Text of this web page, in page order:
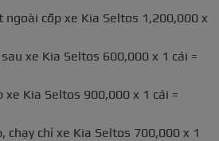
cốp xe Kia Seltos 1,200,000 x
xe Kia Seltos 600,000 x 1 cái =
xe Kia Seltos 900,000 x 1 cái =
chạy chỉ xe Kia Seltos 700,000 x 1